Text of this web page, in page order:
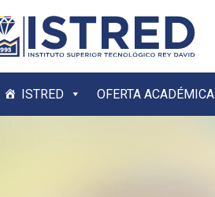
ISTRED OFERTA ACADÉMICA